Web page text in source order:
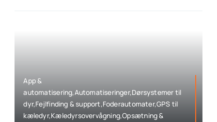
App &
automatisering,Automatiseringer,Dørsystemer til
dyr,Fejlfinding & support,Foderautomater,GPS til
kæledyr,Kæledyrsovervågning,Opsætning &